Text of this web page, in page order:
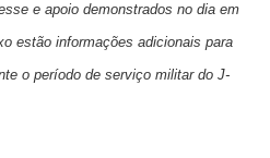
e apoio demonstrados no dia em
estão informações adicionais para
o período de serviço militar do J-